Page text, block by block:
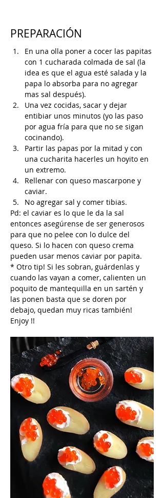
PREPARACIÓN
En una olla poner a cocer las papitas
con 1 cucharada colmada de sal (la
idea es que el agua esté salada y la
papa lo absorba para no agregar
mas sal después).
Una vez cocidas, sacar y dejar
entibiar unos minutos (yo las paso
por agua fría para que no se sigan
cocinando).
Partir las papas por la mitad y con
una cucharita hacerles un hoyito en
un extremo.
Rellenar con queso mascarpone y
caviar.
No agregar sal y comer tibias.
Pd: el caviar es lo que le da la sal
entonces asegúrense de ser generosos
para que no pelee con lo dulce del
queso. Si lo hacen con queso crema
pueden usar menos caviar por papita.
* Otro tip! Si les sobran, guárdenlas y
cuando las vayan a comer, calienten un
poquito de mantequilla en un sartén y
las ponen basta que se doren por
debajo, quedan muy ricas también!
Enjoy !!